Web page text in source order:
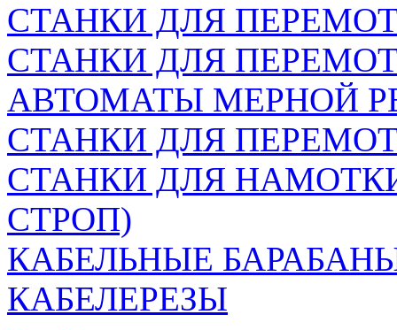
СТАНКИ ДЛЯ
СТАНКИ ДЛЯ
АВТОМАТЫ МЕРНОЙ
СТАНКИ ДЛЯ
СТАНКИ ДЛЯ
СТРОП)
КАБЕЛЬНЫЕ
КАБЕЛЕРЕЗЫ